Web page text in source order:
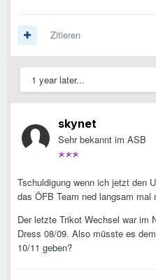
Zitieren
1 year later...
skynet
Sehr bekannt im ASB
Tschuldigung wenn ich jetzt den
das ÖFB Team ned langsam mal
Der letzte Trikot Wechsel war im
Dress 08/09. Also müsste es
10/11 geben?